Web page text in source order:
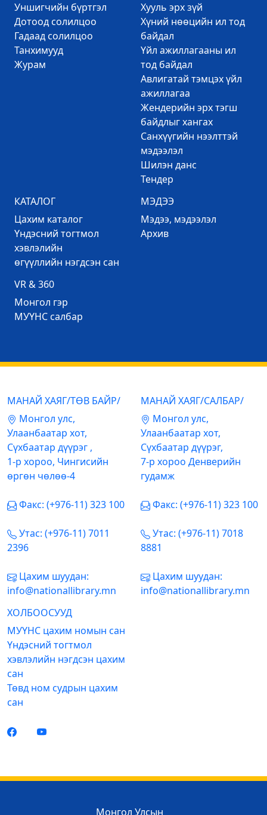
Уншигчийн бүртгэл
Дотоод солилцоо
Гадаад солилцоо
Танхимууд
Журам
Хууль эрх зүй
Хүний нөөцийн ил тод
байдал
Үйл ажиллагааны ил
тод байдал
Авлигатай тэмцэх үйл
ажиллагаа
Жендерийн эрх тэгш
байдлыг хангах
Санхүүгийн нээлттэй
мэдээлэл
Шилэн данс
Тендер
КАТАЛОГ
Цахим каталог
Үндэсний тогтмол
хэвлэлийн
өгүүллийн нэгдсэн сан
МЭДЭЭ
Mэдээ, мэдээлэл
Архив
VR & 360
Mонгол гэр
МУҮНС салбар
МАНАЙ ХАЯГ/ТӨВ БАЙР/
Mонгол улс,
Улаанбаатар хот,
Сүхбаатар дүүрэг ,
1-р хороо, Чингисийн
өргөн чөлөө-4
Факс: (+976-11) 323 100
Утас: (+976-11) 7011
2396
Цахим шуудан:
info@nationallibrary.mn
МАНАЙ ХАЯГ/САЛБАР/
Mонгол улс,
Улаанбаатар хот,
Сүхбаатар дүүрэг,
7-р хороо Денверийн
гудамж
Факс: (+976-11) 323 100
Утас: (+976-11) 7018
8881
Цахим шуудан:
info@nationallibrary.mn
ХОЛБООСУУД
МУҮНС цахим номын сан
Үндэсний тогтмол
хэвлэлийн нэгдсэн цахим
сан
Төвд ном судрын цахим
сан
Монгол Улсын